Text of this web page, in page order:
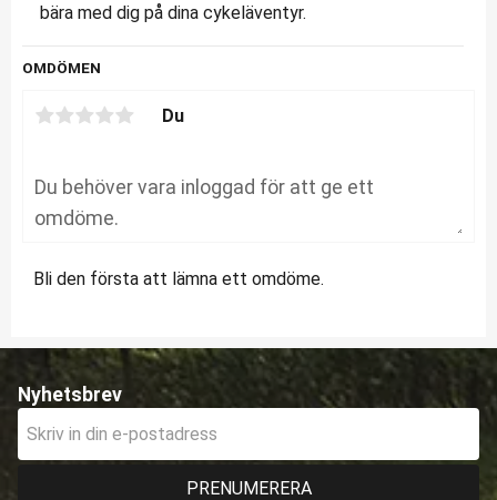
bära med dig på dina cykeläventyr.
OMDÖMEN
Du
Bli den första att lämna ett omdöme.
Nyhetsbrev
PRENUMERERA